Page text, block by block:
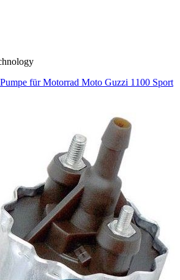
für Motorrad Moto Guzzi 1100 Sport